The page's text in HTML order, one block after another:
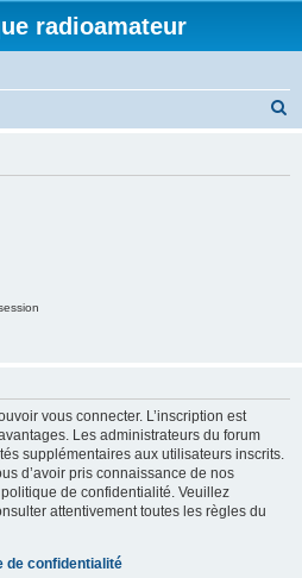
radioamateur
vous connecter. L’inscription est
Les administrateurs du forum
supplémentaires aux utilisateurs inscrits.
d’avoir pris connaissance de nos
de confidentialité. Veuillez
attentivement toutes les règles du
de confidentialité